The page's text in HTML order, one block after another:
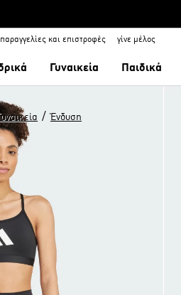
παραγγελίες και επιστροφές γίνε μέλος
Γυναικεία Παιδικά
/ Ένδυση